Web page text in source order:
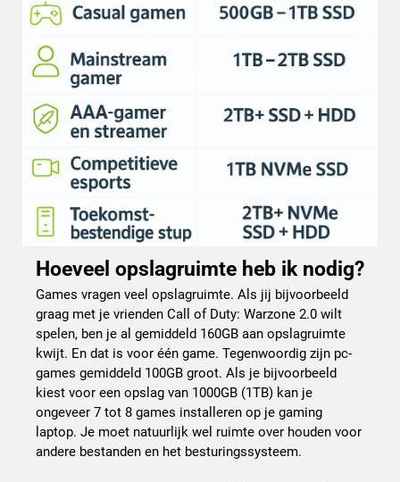
Hoeveel opslagruimte heb ik nodig?
Games vragen veel opslagruimte. Als jij bijvoorbeeld
graag met je vrienden Call of Duty: Warzone 2.0 wilt
spelen, ben je al gemiddeld 160GB aan opslagruimte
kwijt. En dat is voor één game. Tegenwoordig zijn pc-
games gemiddeld 100GB groot. Als je bijvoorbeeld
kiest voor een opslag van 1000GB (1TB) kan je
ongeveer 7 tot 8 games installeren op je gaming
laptop. Je moet natuurlijk wel ruimte over houden voor
andere bestanden en het besturingssysteem.